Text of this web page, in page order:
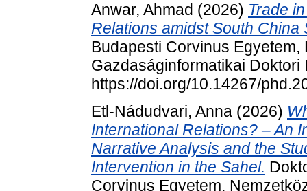
Anwar, Ahmad (2026) Trade
Relations amidst South China
Budapesti Corvinus Egyetem,
Gazdaságinformatikai Doktori
https://doi.org/10.14267/
Etl-Nádudvari, Anna (2026)
International Relations? – An
Narrative Analysis and the
Intervention in the Sahel.
Corvinus Egyetem,